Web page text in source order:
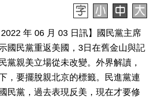
2022 年 06 月 03 日訊】國民黨主席
國民黨重返美國，3日在舊金山與記
黨親美立場從未改變。外界解讀，
，要擺脫親北京的標籤。民進黨連
民黨，過去表現反美，現在才要修